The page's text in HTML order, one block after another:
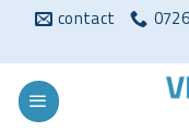
conținut
contact